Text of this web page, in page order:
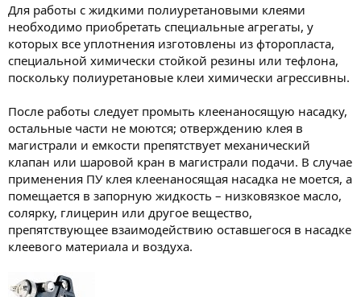
Для работы с жидкими полиуретановыми клеями
необходимо приобретать специальные агрегаты, у
которых все уплотнения изготовлены из фторопласта,
специальной химически стойкой резины или тефлона,
поскольку полиуретановые клеи химически агрессивны.
После работы следует промыть клеенаносящую насадку,
остальные части не моются; отверждению клея в
магистрали и емкости препятствует механический
клапан или шаровой кран в магистрали подачи. В случае
применения ПУ клея клеенаносящая насадка не моется, а
помещается в запорную жидкость – низковязкое масло,
солярку, глицерин или другое вещество,
препятствующее взаимодействию оставшегося в насадке
клеевого материала и воздуха.